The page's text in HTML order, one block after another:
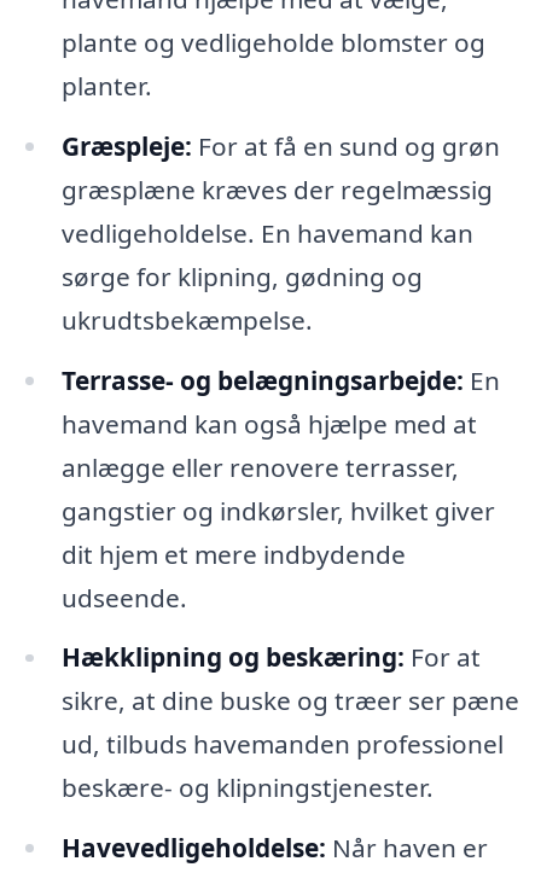
plante og vedligeholde blomster og
planter.
Græspleje: For at få en sund og grøn
græsplæne kræves der regelmæssig
vedligeholdelse. En havemand kan
sørge for klipning, gødning og
ukrudtsbekæmpelse.
Terrasse- og belægningsarbejde: En
havemand kan også hjælpe med at
anlægge eller renovere terrasser,
gangstier og indkørsler, hvilket giver
dit hjem et mere indbydende
udseende.
Hækklipning og beskæring: For at
sikre, at dine buske og træer ser pæne
ud, tilbuds havemanden professionel
beskære- og klipningstjenester.
Havevedligeholdelse: Når haven er